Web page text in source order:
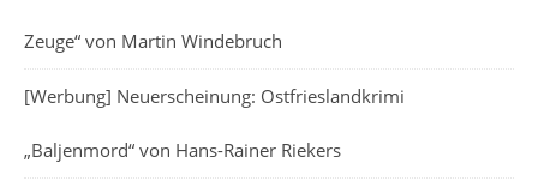
Zeuge“ von Martin Windebruch
[Werbung] Neuerscheinung: Ostfrieslandkrimi
„Baljenmord“ von Hans-Rainer Riekers